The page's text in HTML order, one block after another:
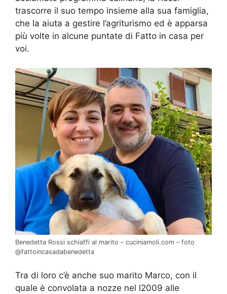
trascorre il suo tempo insieme alla sua famiglia,
che la aiuta a gestire l’agriturismo ed è apparsa
più volte in alcune puntate di Fatto in casa per
voi.
Benedetta Rossi schiaffi al marito – cuciniamoli.com – foto
@fattoincasadabenedetta
Tra di loro c’è anche suo marito Marco, con il
quale è convolata a nozze nel l2009 alle